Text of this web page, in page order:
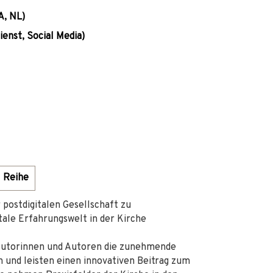
NL)
Social Media)
Reihe
postdigitalen Gesellschaft zu
Erfahrungswelt in der Kirche
und Autoren die zunehmende
leisten einen innovativen Beitrag zum